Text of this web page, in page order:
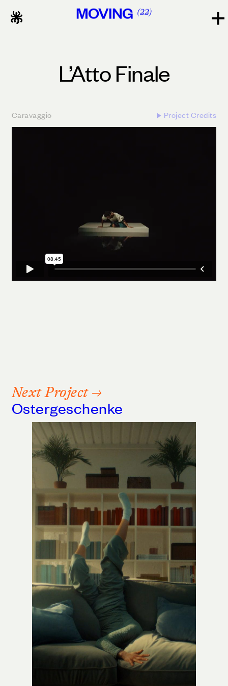
MOVING 22
L’Atto Finale
Caravaggio Project Credits
Next Project →
Ostergeschenke